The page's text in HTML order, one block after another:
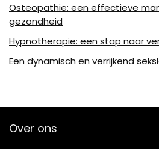
Osteopathie: een effectieve
gezondheid
Hypnotherapie: een stap naar
Een dynamisch en verrijkend
Over ons